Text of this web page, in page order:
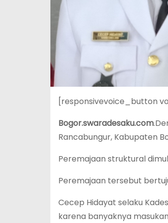
[responsivevoice_button
Bogor.swaradesaku.com
Rancabungur, Kabupaten
Peremajaan struktural
Peremajaan tersebut
Cecep Hidayat selaku
karena banyaknya